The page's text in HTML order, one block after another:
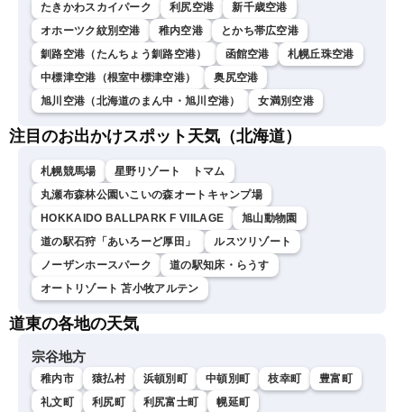
たきかわスカイパーク 利尻空港
新千歳空港
オホーツク紋別空港
稚内空港
とかち帯広空港
釧路空港（たんちょう釧路空港）
函館空港
札幌丘珠空港
中標津空港（根室中標津空港）
奥尻空港
旭川空港（北海道のまん中・旭川空港）
女満別空港
注目のお出かけスポット天気（北海道）
札幌競馬場
星野リゾート トマム
丸瀬布森林公園いこいの森オートキャンプ場
HOKKAIDO BALLPARK F VIILAGE
旭山動物園
道の駅石狩「あいろーど厚田」
ルスツリゾート
ノーザンホースパーク
道の駅知床・らうす
オートリゾート 苫小牧アルテン
道東の各地の天気
宗谷地方
稚内市 猿払村 浜頓別町 中頓別町 枝幸町
豊富町
礼文町
利尻町 利尻富士町 幌延町